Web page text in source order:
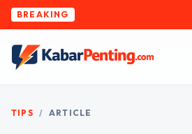
BREAKING
TIPS / ARTICLE